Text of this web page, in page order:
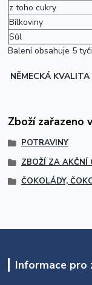
z toho cukry
Bílkoviny
Sůl
Balení obsahuje 5
NĚMECKÁ
Zboží zařazeno
POTRAVINY
ZBOŽÍ ZA AKČNÍ
ČOKOLÁDY,
Informace pro